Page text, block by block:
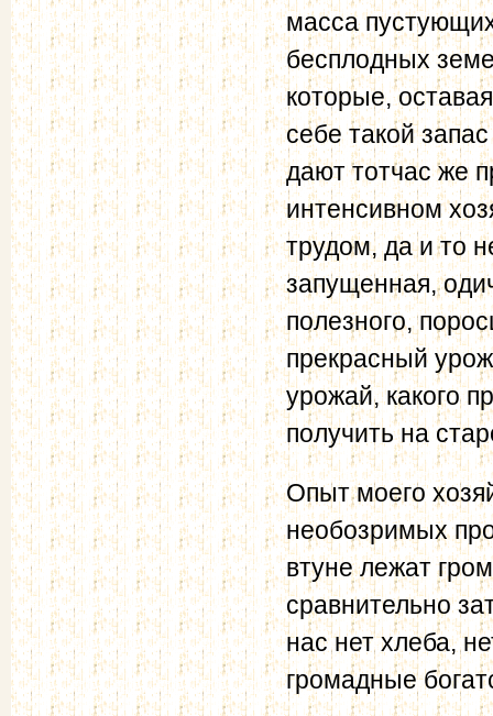
масса
бесплодных
которые,
себе такой
дают тотчас же
интенсивном
трудом, да и то
запущенная,
полезного,
прекрасный
урожай, какого
получить на
Опыт моего
необозримых
втуне лежат
сравнительно
нас нет хлеба,
громадные